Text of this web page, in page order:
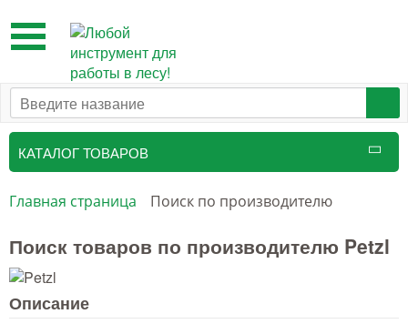
Toggle
navigation
КАТАЛОГ ТОВАРОВ
Таксационный инструмент
Главная страница Поиск по производителю
Поиск товаров по производителю Petzl
Описание